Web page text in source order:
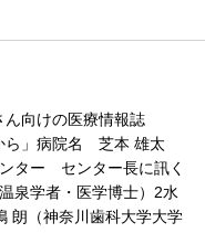
ん向けの医療情報誌
ら」病院名 芝本 雄太
ター センター長に訊く
泉学者・医学博士）2水
朗（神奈川歯科大学大学